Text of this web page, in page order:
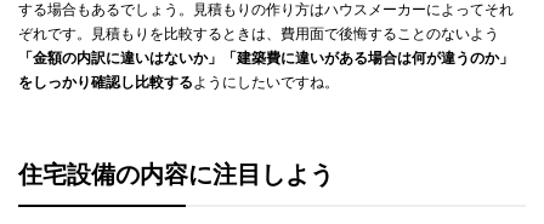
する場合もあるでしょう。見積もりの作り方はハウスメーカーによってそれ
ぞれです。見積もりを比較するときは、費用面で後悔することのないよう
「金額の内訳に違いはないか」「建築費に違いがある場合は何が違うのか」
をしっかり確認し比較するようにしたいですね。
住宅設備の内容に注目しよう